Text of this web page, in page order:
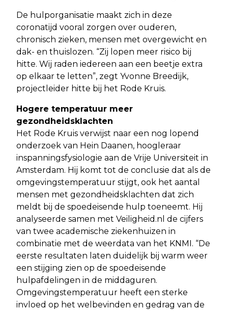
De hulporganisatie maakt zich in deze
coronatijd vooral zorgen over ouderen,
chronisch zieken, mensen met overgewicht en
dak- en thuislozen. “Zij lopen meer risico bij
hitte. Wij raden iedereen aan een beetje extra
op elkaar te letten”, zegt Yvonne Breedijk,
projectleider hitte bij het Rode Kruis.
Hogere temperatuur meer
gezondheidsklachten
Het Rode Kruis verwijst naar een nog lopend
onderzoek van Hein Daanen, hoogleraar
inspanningsfysiologie aan de Vrije Universiteit in
Amsterdam. Hij komt tot de conclusie dat als de
omgevingstemperatuur stijgt, ook het aantal
mensen met gezondheidsklachten dat zich
meldt bij de spoedeisende hulp toeneemt. Hij
analyseerde samen met Veiligheid.nl de cijfers
van twee academische ziekenhuizen in
combinatie met de weerdata van het KNMI. “De
eerste resultaten laten duidelijk bij warm weer
een stijging zien op de spoedeisende
hulpafdelingen in de middaguren.
Omgevingstemperatuur heeft een sterke
invloed op het welbevinden en gedrag van de